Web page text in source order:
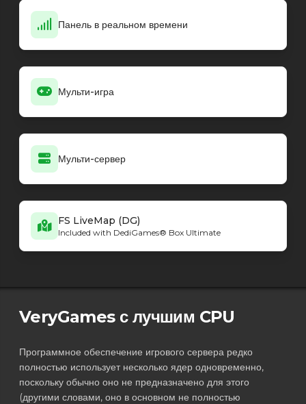
Панель в реальном времени
Мульти-игра
Мульти-сервер
FS LiveMap (DG)
Included with DediGames® Box Ultimate
VeryGames с лучшим CPU
Программное обеспечение игрового сервера редко
полностью использует несколько ядер одновременно,
поскольку обычно оно не предназначено для этого
(другими словами, оно в основном не полностью